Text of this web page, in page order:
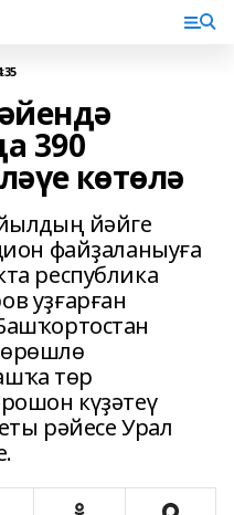
390
көтөлә
йәйге
файҙаланыуға
республика
уҙғарған
төр
күҙәтеү
рәйесе Урал